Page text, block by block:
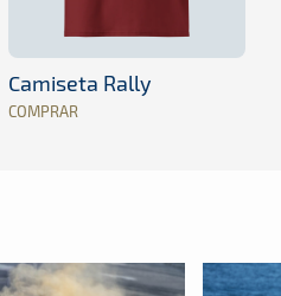
Camiseta Rally
COMPRAR